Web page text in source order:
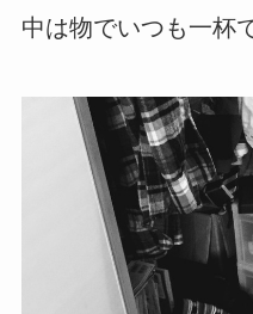
中は物でいつも一杯